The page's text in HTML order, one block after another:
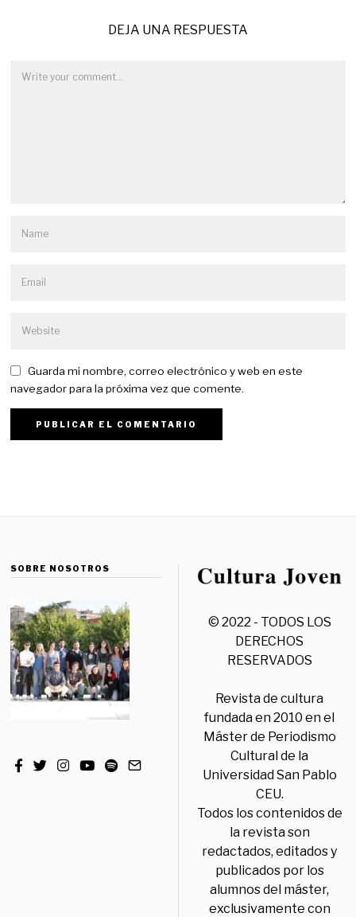
DEJA UNA RESPUESTA
Guarda mi nombre, correo electrónico y web en este
navegador para la próxima vez que comente.
SOBRE NOSOTROS
© 2022 - TODOS LOS
DERECHOS
RESERVADOS
Revista de cultura
fundada en 2010 en el
Máster de Periodismo
Cultural de la
Universidad San Pablo
CEU.
Todos los contenidos de
la revista son
redactados, editados y
publicados por los
alumnos del máster,
exclusivamente con